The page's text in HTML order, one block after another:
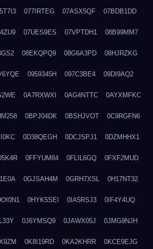
077IRTEG 07ASX5QF 07BDB1DD
07UES9ES 07VPTDH1 08B99MM7
08EKQPQ9 08G6A3PD 08HJRZKG
0959345H 097C3BE4 09DI9AQ2
0A7RXWXI 0AG4NTTC 0AYXMFKC
0BPJ04DK 0BSHJVOT 0C9RGFN6
0D38QEGH 0DCJSPJ1 0DZMHHX1
0FFYUM84 0FLIL6GQ 0FXF2MUD
0GJSAH4M 0GRH7XSL 0H17NT32
0HYK5SEI 0IA5RSJ3 0IF4Y4UQ
0J6YMSQ9 0JAWX05J 0JMG9NJH
0K8I19RD 0KA2KHRR 0KCE9EJG